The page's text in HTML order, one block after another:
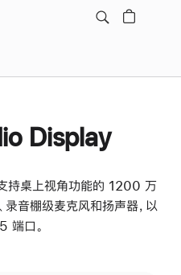
Display
持桌上视角功能的 1200 万
音棚级麦克风和扬声器，以
端口。